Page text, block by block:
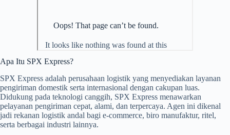
Apa Itu SPX Express?
SPX Express adalah perusahaan logistik yang menyediakan layanan
pengiriman domestik serta internasional dengan cakupan luas.
Didukung pada teknologi canggih, SPX Express menawarkan
pelayanan pengiriman cepat, alami, dan terpercaya. Agen ini dikenal
jadi rekanan logistik andal bagi e-commerce, biro manufaktur, ritel,
serta berbagai industri lainnya.